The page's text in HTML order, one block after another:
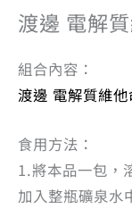
渡邊 電解
組合內容：
渡邊 電解質維
食用方法：
1.將本品一包，
加入整瓶礦泉水